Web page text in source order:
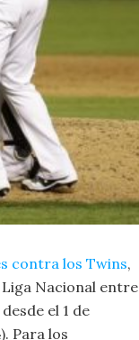
contra los Twins,
Nacional entre
el 1 de
). Para los